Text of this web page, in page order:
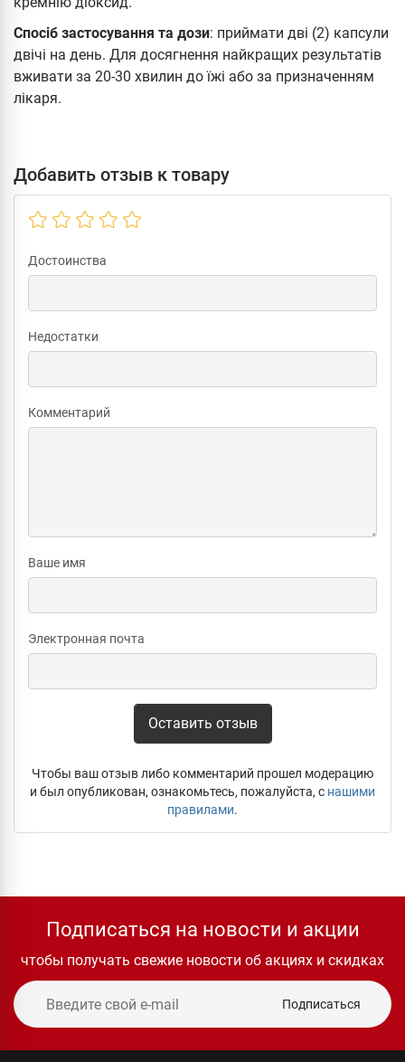
Спосіб застосування та дози: приймати дві (2) капсули
двічі на день. Для досягнення найкращих результатів
вживати за 20-30 хвилин до їжі або за призначенням
лікаря.
Добавить отзыв к товару
Достоинства
Недостатки
Комментарий
Ваше имя
Электронная почта
Оставить отзыв
Чтобы ваш отзыв либо комментарий прошел модерацию
и был опубликован, ознакомьтесь, пожалуйста, с нашими
правилами.
Подписаться на новости и акции
чтобы получать свежие новости об акциях и скидках
Подписаться